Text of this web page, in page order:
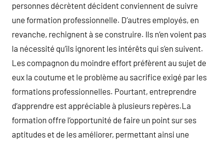
personnes décrètent décident conviennent de suivre
une formation professionnelle. D’autres employés, en
revanche, rechignent à se construire. Ils n’en voient pas
la nécessité qu’ils ignorent les intérêts qui s’en suivent.
Les compagnon du moindre effort préfèrent au sujet de
eux la coutume et le problème au sacrifice exigé par les
formations professionnelles. Pourtant, entreprendre
d’apprendre est appréciable à plusieurs repères.La
formation offre l’opportunité de faire un point sur ses
aptitudes et de les améliorer, permettant ainsi une